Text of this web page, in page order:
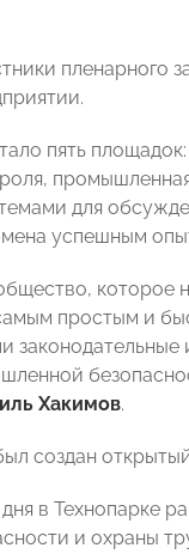
пять
для
успешным
которое
простым и
Хакимов.
создан
в Технопарке
и охраны